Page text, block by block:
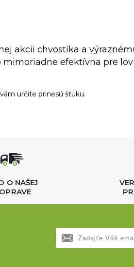
akcii chvostíka a
mimoriadne efektívna pre lov
určite prinesú šťuku.
O NAŠEJ